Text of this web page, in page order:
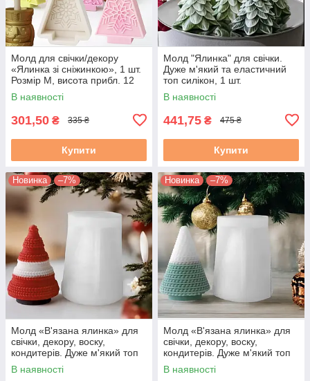
Молд для свічки/декору
«Ялинка зі сніжинкою», 1 шт.
Розмір М, висота прибл. 12
см
В наявності
301,50 ₴ 335 ₴
Купити
Молд "Ялинка" для свічки.
Дуже м'який та еластичний
топ силікон, 1 шт.
В наявності
441,75 ₴ 475 ₴
Купити
Новинка –7%
Молд «В'язана ялинка» для
свічки, декору, воску,
кондитерів. Дуже м'який топ
силікон. 1 шт. М. 755. Ок. 8
см
В наявності
Новинка –7%
Молд «В'язана ялинка» для
свічки, декору, воску,
кондитерів. Дуже м'який топ
силікон. 1 шт. М. 7552. Ок. 8
см
В наявності